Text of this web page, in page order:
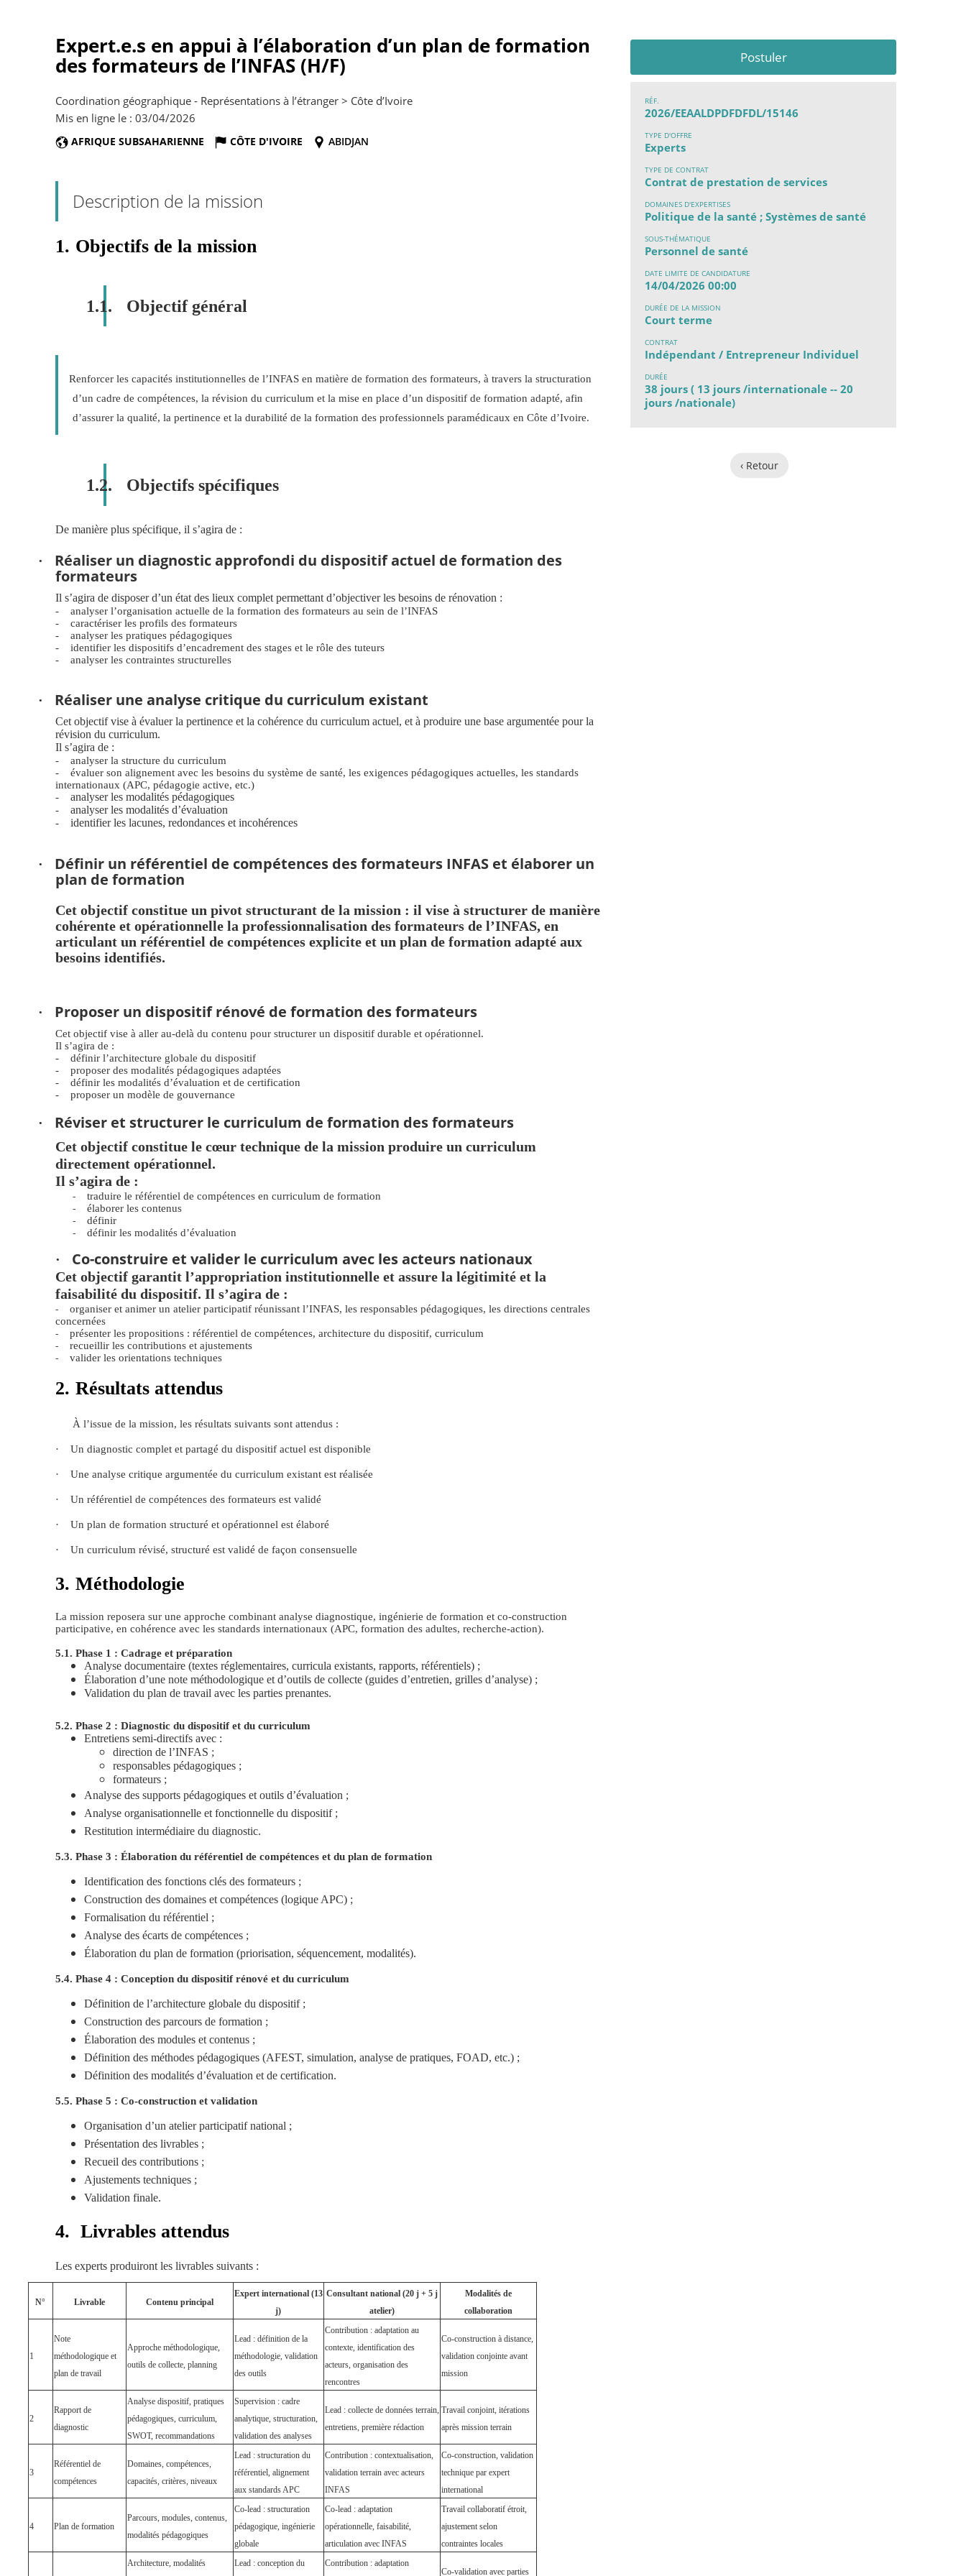
Postuler
RÉF.
2026/EEAALDPDFDFDL/15146
TYPE D'OFFRE
Experts
TYPE DE CONTRAT
Contrat de prestation de services
DOMAINES D'EXPERTISES
Politique de la santé ; Systèmes de santé
SOUS-THÉMATIQUE
Personnel de santé
DATE LIMITE DE CANDIDATURE
14/04/2026 00:00
DURÉE DE LA MISSION
Court terme
CONTRAT
Indépendant / Entrepreneur Individuel
DURÉE
38 jours ( 13 jours /internationale -- 20
jours /nationale)
‹ Retour
Expert.e.s en appui à l’élaboration d’un plan de formation
des formateurs de l’INFAS (H/F)
Coordination géographique - Représentations à l’étranger > Côte d’Ivoire
Mis en ligne le : 03/04/2026
AFRIQUE SUBSAHARIENNE CÔTE D'IVOIRE ABIDJAN
Description de la mission
1. Objectifs de la mission
1.1. Objectif général
Renforcer les capacités institutionnelles de l’INFAS en matière de formation des formateurs, à travers la structuration
d’un cadre de compétences, la révision du curriculum et la mise en place d’un dispositif de formation adapté, afin
d’assurer la qualité, la pertinence et la durabilité de la formation des professionnels paramédicaux en Côte d’Ivoire.
1.2. Objectifs spécifiques
De manière plus spécifique, il s’agira de :
·
Réaliser un diagnostic approfondi du dispositif actuel de formation des
formateurs
Il s’agira de disposer d’un état des lieux complet permettant d’objectiver les besoins de rénovation :
-
analyser l’organisation actuelle de la formation des formateurs au sein de l’INFAS
-
caractériser les profils des formateurs
-
analyser les pratiques pédagogiques
-
identifier les dispositifs d’encadrement des stages et le rôle des tuteurs
-
analyser les contraintes structurelles
· Réaliser une analyse critique du curriculum existant
Cet objectif vise à évaluer la pertinence et la cohérence du curriculum actuel, et à produire une base argumentée pour la
révision du curriculum.
Il s’agira de :
-
analyser la structure du curriculum
-
évaluer son alignement avec les besoins du système de santé, les exigences pédagogiques actuelles, les standards
internationaux (APC, pédagogie active, etc.)
-
analyser les modalités pédagogiques
-
analyser les modalités d’évaluation
-
identifier les lacunes, redondances et incohérences
·
Définir un référentiel de compétences des formateurs INFAS et élaborer un
plan de formation
Cet objectif constitue un pivot structurant de la mission : il vise à structurer de manière
cohérente et opérationnelle la professionnalisation des formateurs de l’INFAS, en
articulant un référentiel de compétences explicite et un plan de formation adapté aux
besoins identifiés.
· Proposer un dispositif rénové de formation des formateurs
Cet objectif vise à aller au-delà du contenu pour structurer un dispositif durable et opérationnel.
Il s’agira de :
-
définir l’architecture globale du dispositif
-
proposer des modalités pédagogiques adaptées
-
définir les modalités d’évaluation et de certification
-
proposer un modèle de gouvernance
· Réviser et structurer le curriculum de formation des formateurs
Cet objectif constitue le cœur technique de la mission produire un curriculum
directement opérationnel.
Il s’agira de :
- traduire le référentiel de compétences en curriculum de formation
- élaborer les contenus
- définir
- définir les modalités d’évaluation
· Co-construire et valider le curriculum avec les acteurs nationaux
Cet objectif garantit l’appropriation institutionnelle et assure la légitimité et la
faisabilité du dispositif. Il s’agira de :
-
organiser et animer un atelier participatif réunissant l’INFAS, les responsables pédagogiques, les directions centrales
concernées
- présenter les propositions : référentiel de compétences, architecture du dispositif, curriculum
- recueillir les contributions et ajustements
- valider les orientations techniques
2. Résultats attendus
À l’issue de la mission, les résultats suivants sont attendus :
· Un diagnostic complet et partagé du dispositif actuel est disponible
· Une analyse critique argumentée du curriculum existant est réalisée
· Un référentiel de compétences des formateurs est validé
· Un plan de formation structuré et opérationnel est élaboré
· Un curriculum révisé, structuré est validé de façon consensuelle
3. Méthodologie
La mission reposera sur une approche combinant analyse diagnostique, ingénierie de formation et co-construction
participative, en cohérence avec les standards internationaux (APC, formation des adultes, recherche-action).
5.1. Phase 1 : Cadrage et préparation
Analyse documentaire (textes réglementaires, curricula existants, rapports, référentiels) ;
Élaboration d’une note méthodologique et d’outils de collecte (guides d’entretien, grilles d’analyse) ;
Validation du plan de travail avec les parties prenantes.
5.2. Phase 2 : Diagnostic du dispositif et du curriculum
Entretiens semi-directifs avec :
direction de l’INFAS ;
responsables pédagogiques ;
formateurs ;
Analyse des supports pédagogiques et outils d’évaluation ;
Analyse organisationnelle et fonctionnelle du dispositif ;
Restitution intermédiaire du diagnostic.
5.3. Phase 3 : Élaboration du référentiel de compétences et du plan de formation
Identification des fonctions clés des formateurs ;
Construction des domaines et compétences (logique APC) ;
Formalisation du référentiel ;
Analyse des écarts de compétences ;
Élaboration du plan de formation (priorisation, séquencement, modalités).
5.4. Phase 4 : Conception du dispositif rénové et du curriculum
Définition de l’architecture globale du dispositif ;
Construction des parcours de formation ;
Élaboration des modules et contenus ;
Définition des méthodes pédagogiques (AFEST, simulation, analyse de pratiques, FOAD, etc.) ;
Définition des modalités d’évaluation et de certification.
5.5. Phase 5 : Co-construction et validation
Organisation d’un atelier participatif national ;
Présentation des livrables ;
Recueil des contributions ;
Ajustements techniques ;
Validation finale.
4. Livrables attendus
Les experts produiront les livrables suivants :
N° Livrable Contenu principal
Expert international (13
j)
Consultant national (20 j + 5 j
atelier)
Modalités de
collaboration
1
Note
méthodologique et
plan de travail
Approche méthodologique,
outils de collecte, planning
Lead : définition de la
méthodologie, validation
des outils
Contribution : adaptation au
contexte, identification des
acteurs, organisation des
rencontres
Co-construction à distance,
validation conjointe avant
mission
2
Rapport de
diagnostic
Analyse dispositif, pratiques
pédagogiques, curriculum,
SWOT, recommandations
Supervision : cadre
analytique, structuration,
validation des analyses
Lead : collecte de données terrain,
entretiens, première rédaction
Travail conjoint, itérations
après mission terrain
3
Référentiel de
compétences
Domaines, compétences,
capacités, critères, niveaux
Lead : structuration du
référentiel, alignement
aux standards APC
Contribution : contextualisation,
validation terrain avec acteurs
INFAS
Co-construction, validation
technique par expert
international
4 Plan de formation
Parcours, modules, contenus,
modalités pédagogiques
Co-lead : structuration
pédagogique, ingénierie
globale
Co-lead : adaptation
opérationnelle, faisabilité,
articulation avec INFAS
Travail collaboratif étroit,
ajustement selon
contraintes locales
Architecture, modalités
Lead : conception du
Contribution : adaptation
Co-validation avec parties